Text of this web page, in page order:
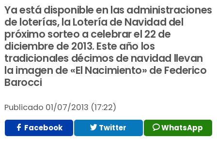
Ya está disponible en las administraciones
de loterías, la Lotería de Navidad del
próximo sorteo a celebrar el 22 de
diciembre de 2013. Este año los
tradicionales décimos de navidad llevan
la imagen de «El Nacimiento» de Federico
Barocci
Publicado 01/07/2013 (17:22)
Facebook Twitter WhatsApp